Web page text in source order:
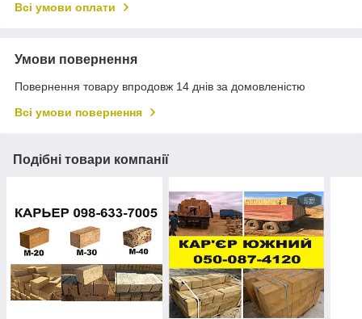
Всі умови оплати
Умови повернення
Повернення товару впродовж 14 днів за домовленістю
Всі умови повернення
Подібні товари компанії